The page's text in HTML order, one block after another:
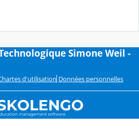
Simone Weil -
d'utilisation Données personnelles